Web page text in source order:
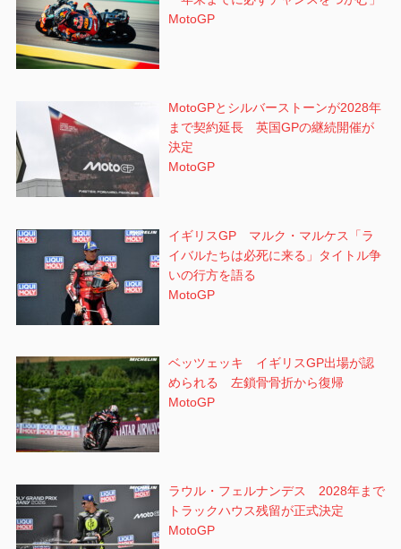
MotoGP
MotoGPとシルバーストーンが2028年
まで契約延長 英国GPの継続開催が
決定
MotoGP
イギリスGP マルク・マルケス「ラ
イバルたちは必死に来る」タイトル争
いの行方を語る
MotoGP
ベッツェッキ イギリスGP出場が認
められる 左鎖骨骨折から復帰
MotoGP
ラウル・フェルナンデス 2028年まで
トラックハウス残留が正式決定
MotoGP